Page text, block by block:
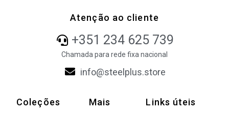
Atenção ao cliente
+351 234 625 739
Chamada para rede fixa nacional
info@steelplus.store
Coleções Mais Links úteis